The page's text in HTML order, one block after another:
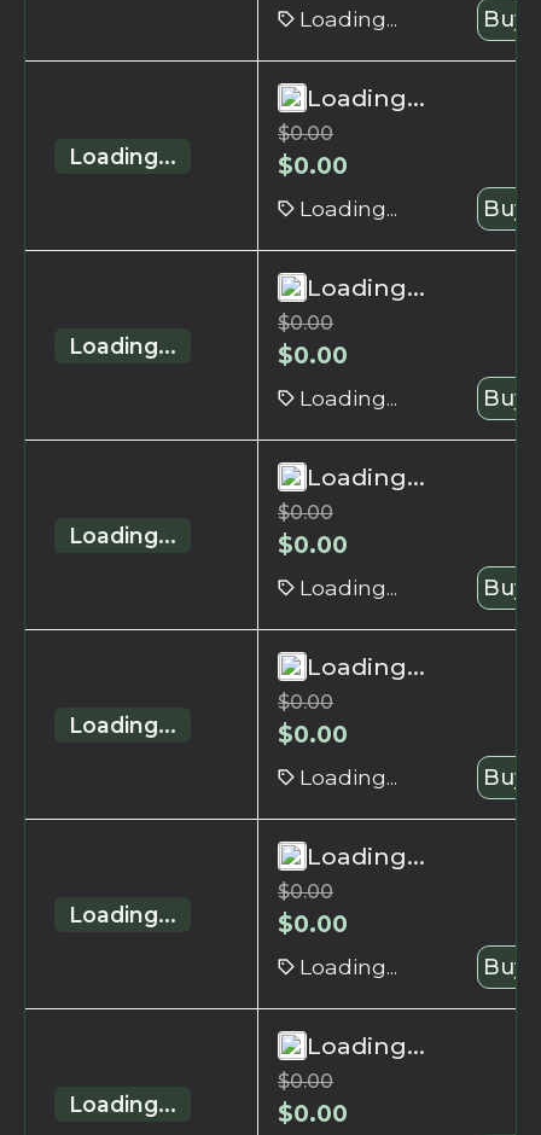
Loading... Buy
Loading...
Loading...
$0.00
$0.00
Loading... Buy
Loading...
Loading...
$0.00
$0.00
Loading... Buy
Loading...
Loading...
$0.00
$0.00
Loading... Buy
Loading...
Loading...
$0.00
$0.00
Loading... Buy
Loading...
Loading...
$0.00
$0.00
Loading... Buy
Loading...
Loading...
$0.00
$0.00